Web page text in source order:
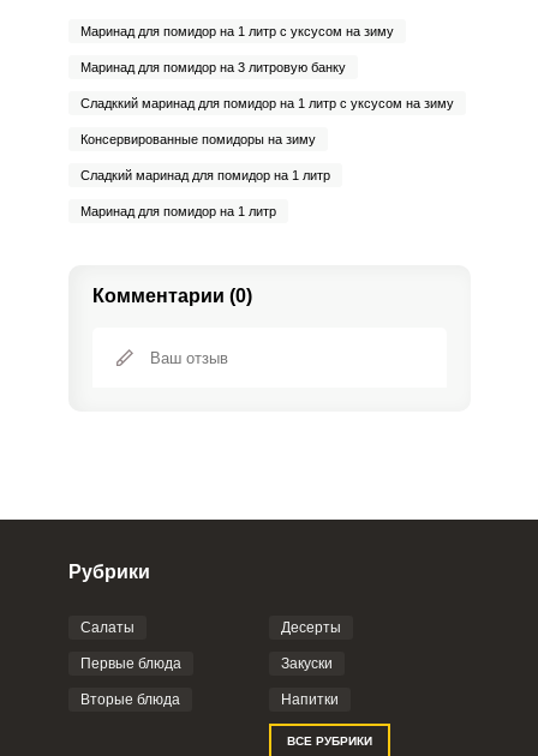
Маринад для помидор на 1 литр с уксусом на зиму
Маринад для помидор на 3 литровую банку
Сладккий маринад для помидор на 1 литр с уксусом на зиму
Консервированные помидоры на зиму
Сладкий маринад для помидор на 1 литр
Маринад для помидор на 1 литр
Комментарии (0)
Фото до 4 шт, до 5 mb
Отправляя эту форму, вы соглашаетесь с
Политикой
Рубрики
Салаты
Первые блюда
Вторые блюда
Десерты
Закуски
Напитки
ВСЕ РУБРИКИ